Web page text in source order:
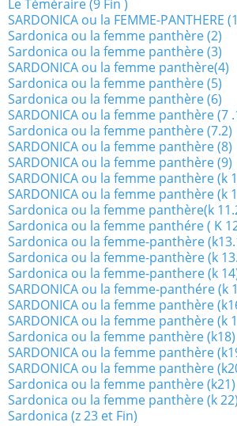
Le Téméraire (9 Fin )
SARDONICA ou la FEMME-PANTHERE
Sardonica ou la femme panthère (2)
Sardonica ou la femme panthère (3)
SARDONICA ou la femme panthère(4)
Sardonica ou la femme panthère (5)
Sardonica ou la femme panthère (6)
SARDONICA ou la femme panthère (7
Sardonica ou la femme panthère (7.2)
SARDONICA ou la femme panthère (8)
SARDONICA ou la femme panthère (9)
SARDONICA ou la femme panthère (k
SARDONICA ou la femme panthère (k
Sardonica ou la femme panthère(k
Sardonica ou la femme panthére ( K
Sardonica ou la femme-panthère
Sardonica ou la femme-panthère (k
Sardonica ou la femme-panthere (k
SARDONICA ou la femme-panthére (k
SARDONICA ou la femme panthère
SARDONICA ou la femme panthère (k
Sardonica ou la femme panthère (k18)
SARDONICA ou la femme panthère
SARDONICA ou la femme panthère
Sardonica ou la femme panthère (k21)
Sardonica ou la femme panthère (k 22)
Sardonica (z 23 et Fin)